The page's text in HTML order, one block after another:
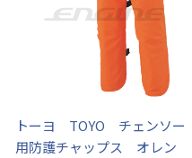
トーヨ TOYO チェンソー
用防護チャップス オレン